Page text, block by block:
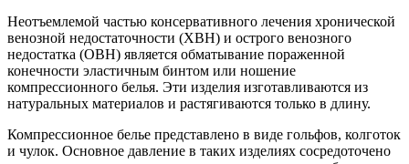
Неотъемлемой частью консервативного лечения хронической
венозной недостаточности (ХВН) и острого венозного
недостатка (ОВН) является обматывание пораженной
конечности эластичным бинтом или ношение
компрессионного белья. Эти изделия изготавливаются из
натуральных материалов и растягиваются только в длину.
Компрессионное белье представлено в виде гольфов, колготок
и чулок. Основное давление в таких изделиях сосредоточено